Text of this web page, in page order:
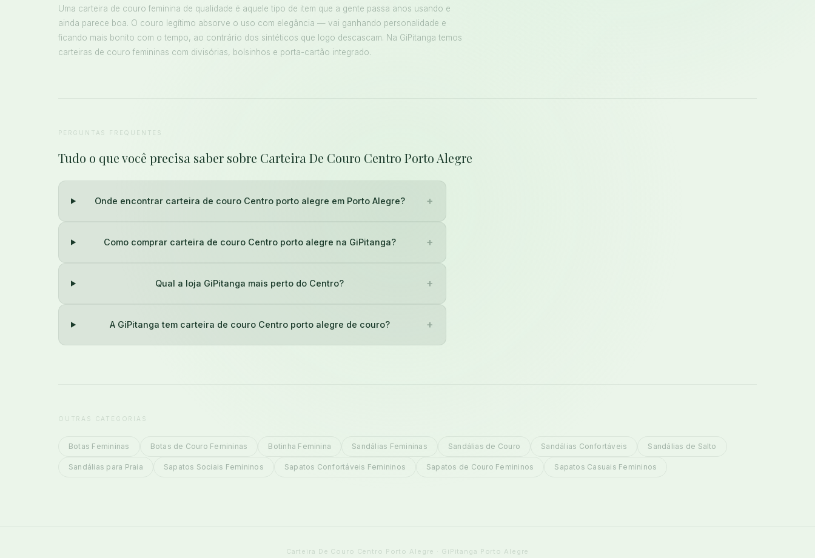
Uma carteira de couro feminina de qualidade é aquele tipo de item que a gente passa anos usando e
ainda parece boa. O couro legítimo absorve o uso com elegância — vai ganhando personalidade e
ficando mais bonito com o tempo, ao contrário dos sintéticos que logo descascam. Na GiPitanga temos
carteiras de couro femininas com divisórias, bolsinhos e porta-cartão integrado.
PERGUNTAS FREQUENTES
Tudo o que você precisa saber sobre Carteira De Couro Centro Porto Alegre
Onde encontrar carteira de couro Centro porto alegre em Porto Alegre? +
Como comprar carteira de couro Centro porto alegre na GiPitanga? +
Qual a loja GiPitanga mais perto do Centro? +
A GiPitanga tem carteira de couro Centro porto alegre de couro? +
OUTRAS CATEGORIAS
Botas Femininas Botas de Couro Femininas Botinha Feminina Sandálias Femininas Sandálias de Couro Sandálias Confortáveis Sandálias de Salto
Sandálias para Praia Sapatos Sociais Femininos Sapatos Confortáveis Femininos Sapatos de Couro Femininos Sapatos Casuais Femininos
Carteira De Couro Centro Porto Alegre · GiPitanga Porto Alegre